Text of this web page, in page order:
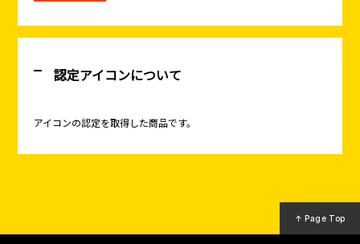
認定アイコンについて
アイコンの認定を取得した商品です。
↑ Page Top